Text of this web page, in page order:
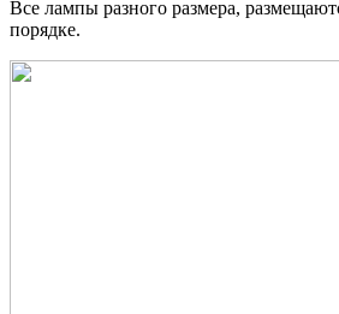
Все лампы разного размера,
порядке.